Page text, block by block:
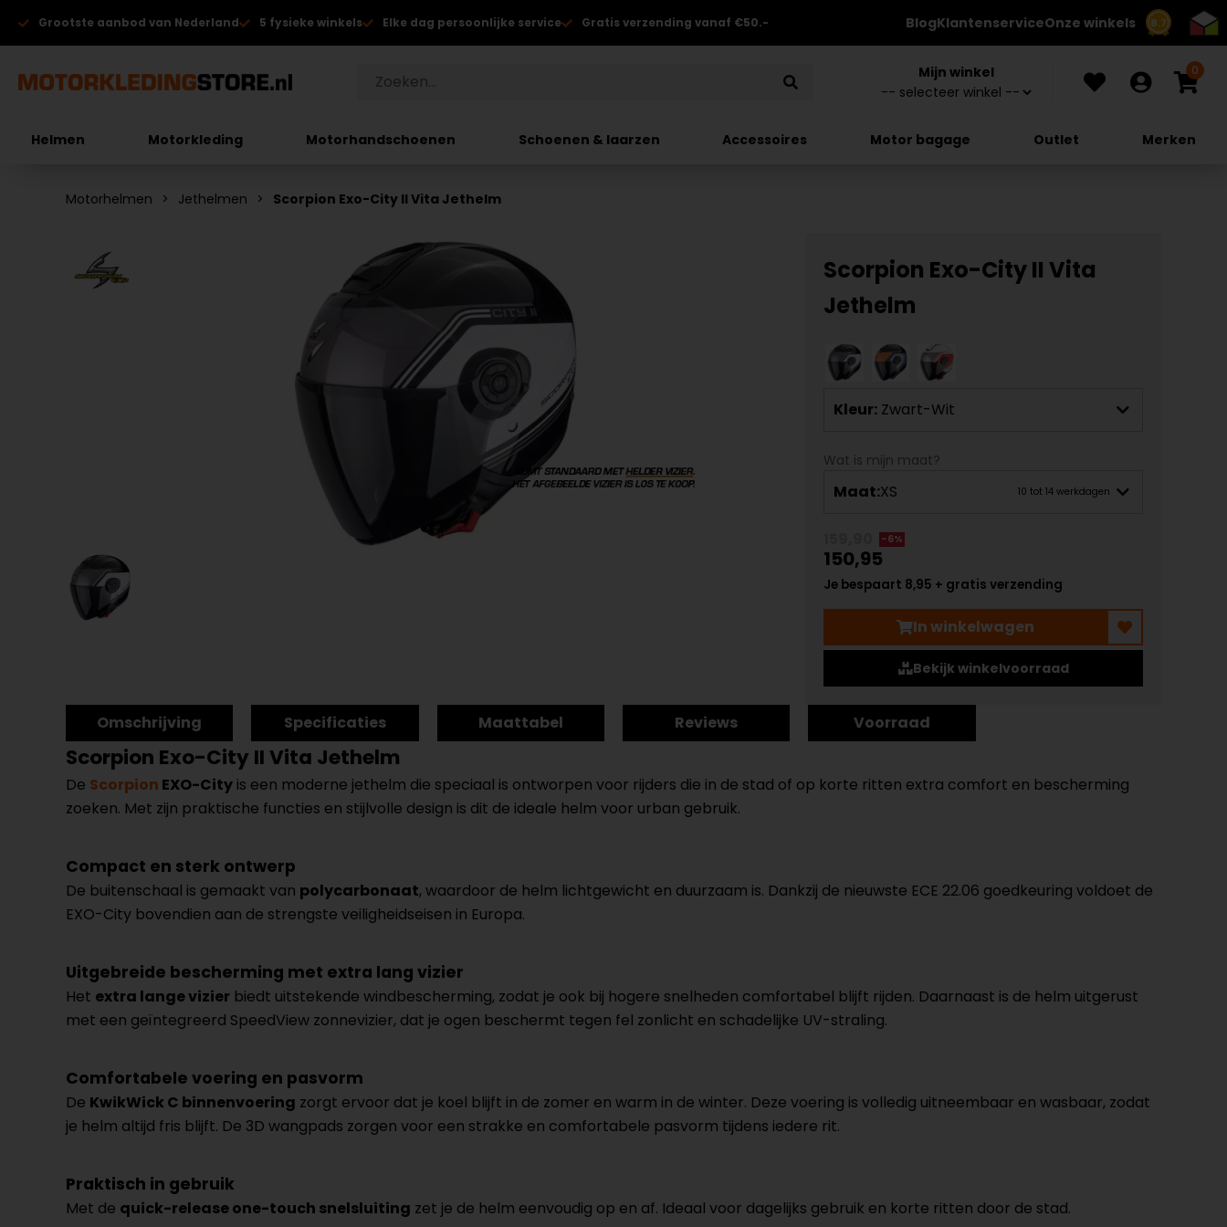
8.7
Grootste aanbod van Nederland 5 fysieke winkels Elke dag persoonlijke service Gratis verzending vanaf €50.- BlogKlantenserviceOnze winkels
Mijn winkel 0
Helmen Motorkleding Motorhandschoenen Schoenen & laarzen Accessoires Motor bagage Outlet Merken
Motorhelmen Jethelmen Scorpion Exo-City II Vita Jethelm
Scorpion Exo-City II Vita
Jethelm
Kleur: Zwart-Wit
Wat is mijn maat?
Maat:XS 10 tot 14 werkdagen
-6%
150,95
Je bespaart 8,95 + gratis verzending
In winkelwagen
Bekijk winkelvoorraad
Omschrijving Specificaties Maattabel Reviews Voorraad
Scorpion Exo-City II Vita Jethelm
De Scorpion EXO-City is een moderne jethelm die speciaal is ontworpen voor rijders die in de stad of op korte ritten extra comfort en bescherming
zoeken. Met zijn praktische functies en stijlvolle design is dit de ideale helm voor urban gebruik.
Compact en sterk ontwerp
De buitenschaal is gemaakt van polycarbonaat, waardoor de helm lichtgewicht en duurzaam is. Dankzij de nieuwste ECE 22.06 goedkeuring voldoet de
EXO-City bovendien aan de strengste veiligheidseisen in Europa.
Uitgebreide bescherming met extra lang vizier
Het extra lange vizier biedt uitstekende windbescherming, zodat je ook bij hogere snelheden comfortabel blijft rijden. Daarnaast is de helm uitgerust
met een geïntegreerd SpeedView zonnevizier, dat je ogen beschermt tegen fel zonlicht en schadelijke UV-straling.
Comfortabele voering en pasvorm
De KwikWick C binnenvoering zorgt ervoor dat je koel blijft in de zomer en warm in de winter. Deze voering is volledig uitneembaar en wasbaar, zodat
je helm altijd fris blijft. De 3D wangpads zorgen voor een strakke en comfortabele pasvorm tijdens iedere rit.
Praktisch in gebruik
Met de quick-release one-touch snelsluiting zet je de helm eenvoudig op en af. Ideaal voor dagelijks gebruik en korte ritten door de stad.